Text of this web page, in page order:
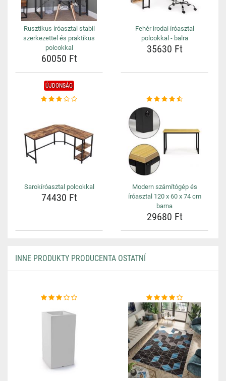
Rusztikus íróasztal stabil
szerkezettel és praktikus
polcokkal
60050 Ft
Fehér irodai íróasztal
polcokkal - balra
35630 Ft
ÚJDONSÁG
Sarokíróasztal polcokkal
74430 Ft
Modern számítógép és
íróasztal 120 x 60 x 74 cm
barna
29680 Ft
INNE PRODUKTY PRODUCENTA OSTATNÍ